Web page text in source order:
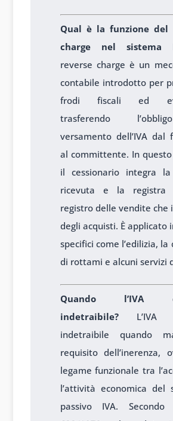
Qual è la funzione del
charge nel sistema
reverse charge è un
contabile introdotto per
frodi fiscali ed
trasferendo
versamento dell’IVA dal
al committente. In
il cessionario integra
ricevuta e la registra
registro delle vendite che
degli acquisti. È applicato
specifici come l’edilizia, la
di rottami e alcuni servizi
Quando l’IVA
indetraibile?L’IVA
indetraibile quando
requisito dell’inerenza,
legame funzionale tra
l’attività economica del
passivo IVA.